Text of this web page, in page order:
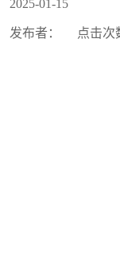
2025-01-15
发布者： 点击次